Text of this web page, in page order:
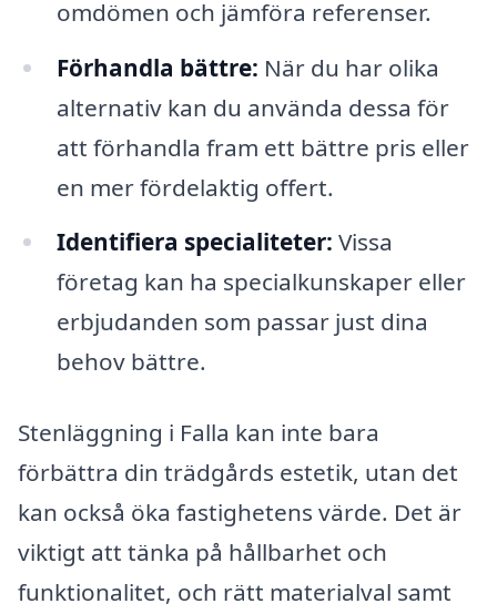
omdömen och jämföra referenser.
Förhandla bättre: När du har olika
alternativ kan du använda dessa för
att förhandla fram ett bättre pris eller
en mer fördelaktig offert.
Identifiera specialiteter: Vissa
företag kan ha specialkunskaper eller
erbjudanden som passar just dina
behov bättre.
Stenläggning i Falla kan inte bara
förbättra din trädgårds estetik, utan det
kan också öka fastighetens värde. Det är
viktigt att tänka på hållbarhet och
funktionalitet, och rätt materialval samt